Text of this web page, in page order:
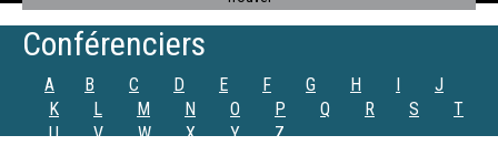
Conférenciers
A B C D E F G H I
J
K
L M N O P Q R S
T
U
V W X Y Z